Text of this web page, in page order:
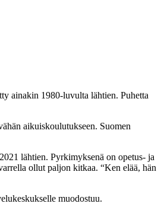
ainakin 1980-luvulta lähtien. Puhetta
aikuiskoulutukseen. Suomen
lähtien. Pyrkimyksenä on opetus- ja
ollut paljon kitkaa. “Ken elää, hän
muodostuu.